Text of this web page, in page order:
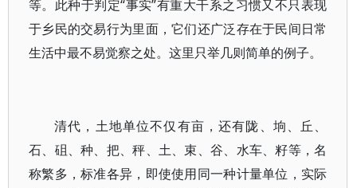
等。此种于判定“事实”有重大干系之习惯又不只表现
于乡民的交易行为里面，它们还广泛存在于民间日常
生活中最不易觉察之处。这里只举几则简单的例子。
清代，土地单位不仅有亩，还有陇、垧、丘、
石、砠、种、把、秤、土、束、谷、水车、籽等，名
称繁多，标准各异，即使使用同一种计量单位，实际